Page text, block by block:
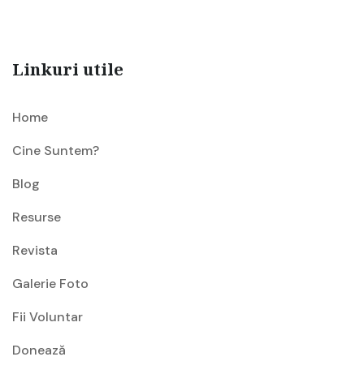
Linkuri utile
Home
Cine Suntem?
Blog
Resurse
Revista
Galerie Foto
Fii Voluntar
Donează